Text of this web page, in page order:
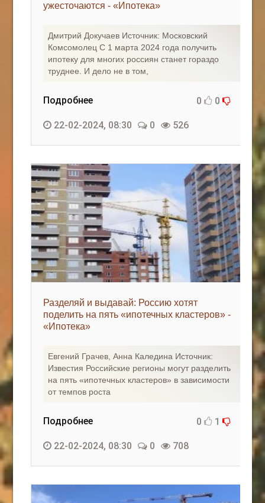
КАК С НАМИ СВЯЗАТЬСЯ
Edgarpo26@gmail.com
axin.ed@yandex.ru
Eltaro-Vrn.ru
@Edgarpo36
ужесточаются - «Ипотека»
Дмитрий Докучаев Источник: Московский
Комсомолец С 1 марта 2024 года получить
ипотеку для многих россиян станет гораздо
труднее. И дело не в том,
Подробнее 0 0
22-02-2024, 08:30 0 526
Разделяй и выдавай: Россию хотят
поделить на пять «ипотечных кластеров» -
«Ипотека»
Евгений Грачев, Анна Каледина Источник:
Известия Российские регионы могут разделить
на пять «ипотечных кластеров» в зависимости
от темпов роста
Подробнее 0 1
22-02-2024, 08:30 0 708